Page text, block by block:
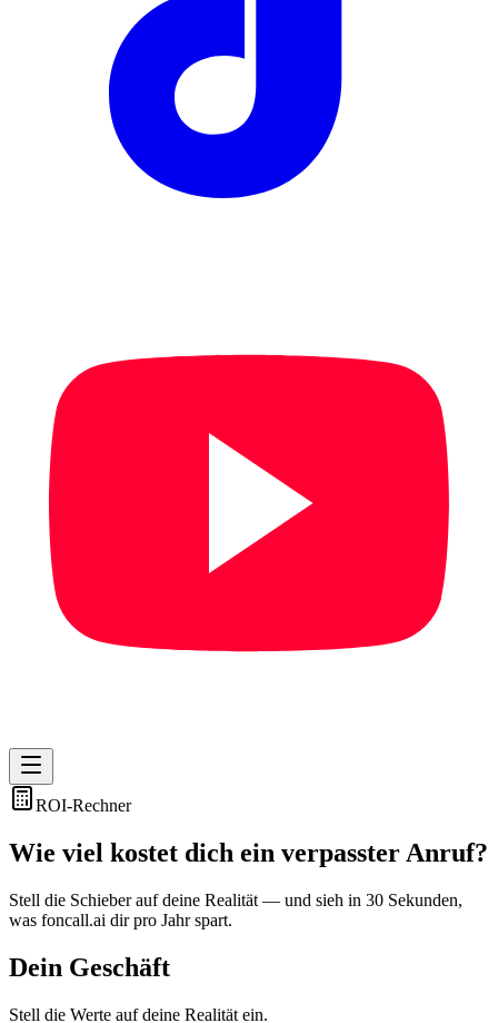
ROI-Rechner
Wie viel kostet dich ein verpasster Anruf?
Stell die Schieber auf deine Realität — und sieh in 30 Sekunden,
was foncall.ai dir pro Jahr spart.
Dein Geschäft
Stell die Werte auf deine Realität ein.